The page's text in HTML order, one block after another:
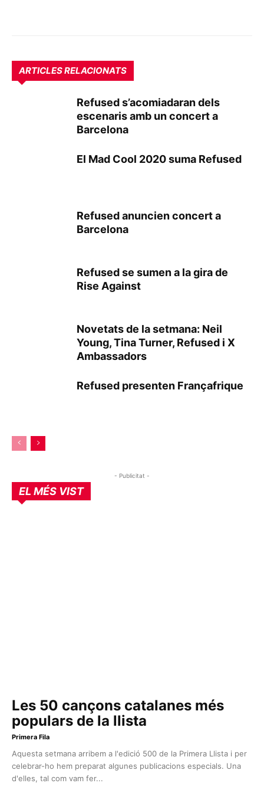
ARTICLES RELACIONATS
Refused s’acomiadaran dels
escenaris amb un concert a
Barcelona
El Mad Cool 2020 suma Refused
Refused anuncien concert a
Barcelona
Refused se sumen a la gira de
Rise Against
Novetats de la setmana: Neil
Young, Tina Turner, Refused i X
Ambassadors
Refused presenten Françafrique
- Publicitat -
EL MÉS VIST
Les 50 cançons catalanes més
populars de la llista
Primera Fila
Aquesta setmana arribem a l'edició 500 de la Primera Llista i per
celebrar-ho hem preparat algunes publicacions especials. Una
d'elles, tal com vam fer...